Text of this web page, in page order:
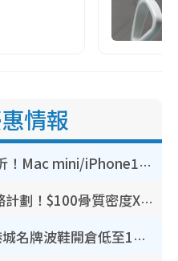
情報
豐澤優惠勁減低至44折！Mac mini/iPhone17Pro大減價！廚房家電$220起
港大推賽馬會強化骨骼計劃！$100骨質密度X光檢查 完成免費運動訓練送超市禮券！附參加資格
開倉優惠 | 尖沙咀海港城名牌波鞋開倉低至1折！On鞋$899起／Joy&Peace鞋履$98起